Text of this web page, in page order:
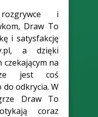
i
Draw To
i satysfakcję
a dzięki
na
jest coś
odkrycia. W
Draw To
coraz